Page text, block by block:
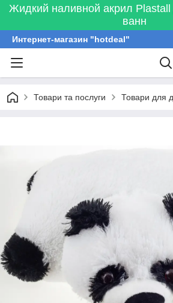
Жидкий наливной акрил Plastall
ванн
Интернет-магазин "hotdeal"
Товари та послуги Товари для